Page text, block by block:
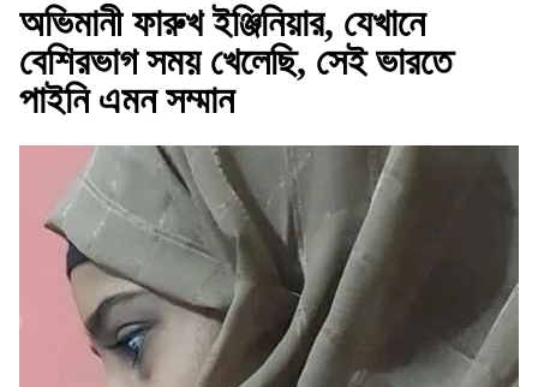
অভিমানী ফারুখ ইঞ্জিনিয়ার, যেখানে
বেশিরভাগ সময় খেলেছি, সেই ভারতে
পাইনি এমন সম্মান